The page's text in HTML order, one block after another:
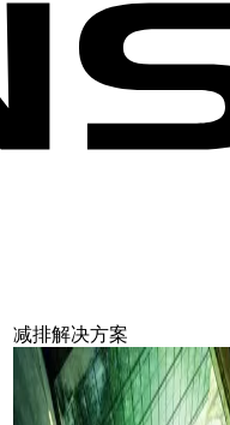
减排解决方案